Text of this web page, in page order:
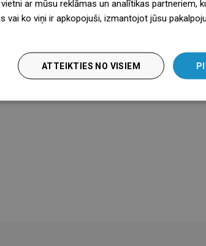
ar mūsu reklāmas un analītikas partneriem,
ko viņi ir apkopojuši, izmantojot jūsu
ATTEIKTIES NO VISIEM